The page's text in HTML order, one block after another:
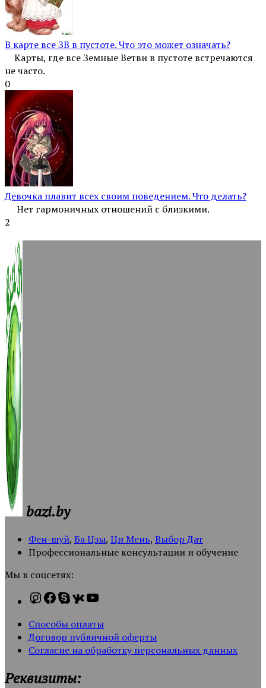
В карте все ЗВ в пустоте. Что это может означать?
Карты, где все Земные Ветви в пустоте встречаются
не часто.
0
Девочка плавит всех своим поведением. Что делать?
Нет гармоничных отношений с близкими.
2
bazi.by
Фен-шуй, Ба Цзы, Ци Мень, Выбор Дат
Профессиональные консультации и обучение
Мы в соцсетях:
Способы оплаты
Договор публичной оферты
Согласие на обработку персональных данных
Реквизиты: